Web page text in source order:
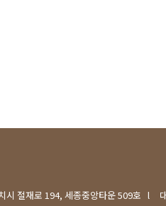
시 절재로 194, 세종중앙타운 509호 l